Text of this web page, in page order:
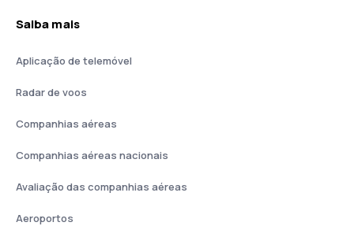
Saiba mais
Aplicação de telemóvel
Radar de voos
Companhias aéreas
Companhias aéreas nacionais
Avaliação das companhias aéreas
Aeroportos